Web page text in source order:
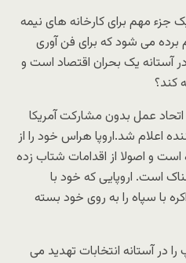
جزء مهم برای کارخانه های نیمه
برده می شود که برای فن آوری
آستانه یک بحران اقتصاد است و
کند؟
اتحاد عمل بدون مشارکت آمریکا
اعلام شد.اروپا هراس خود را از
است و اصولا از اقدامات شتاب زده
است. اروپایی که خود با
با سپاه را به روی خود بسته
در آستانه انتخابات تهدید می